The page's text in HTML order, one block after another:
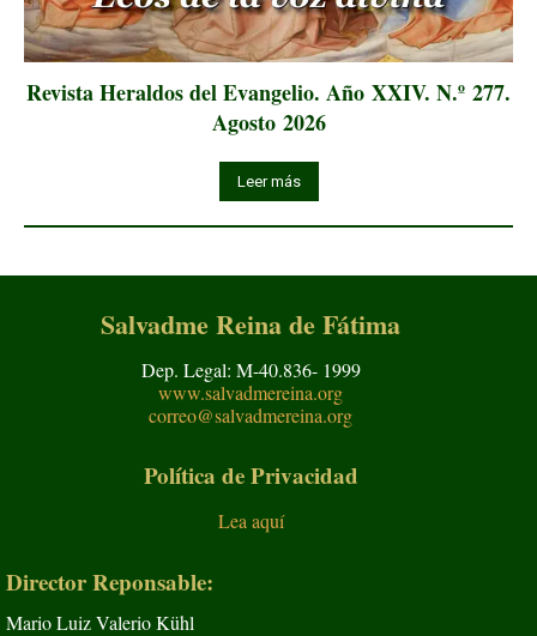
Revista Heraldos del Evangelio. Año XXIV. N.º 277.
Agosto 2026
Leer más
Salvadme Reina de Fátima
Dep. Legal: M-40.836- 1999
www.salvadmereina.org
correo@salvadmereina.org
Política de Privacidad
Lea aquí
Director Reponsable:
Mario Luiz Valerio Kühl